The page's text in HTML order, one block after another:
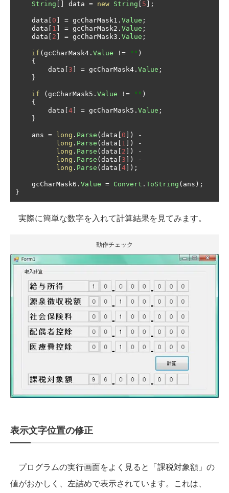
String data = new String 5 ];
    data
0 = gcCharMask1 . Value ;
    data
1 = gcCharMask2 . Value ;
    data
2 = gcCharMask3 . Value ;
if ( gcCharMask4 . Value != "" )
{
        data
3 = gcCharMask4 . Value ;
}
if ( gcCharMask5 . Value != "" )
{
        data
4 = gcCharMask5 . Value ;
}
    ans
= long . Parse ( data 0 ])
-
long . Parse ( data 1 ])
-
long . Parse ( data 2 ])
-
long . Parse ( data 3 ])
-
long . Parse ( data 4 ]);
    gcCharMask6
. Value = Convert . ToString ( ans );
}
実際に簡単な数字を入れて計算結果を見てみます。
動作チェック
表示文字位置の修正
プログラムの実行画面をよく見ると「課税対象額」の
値がおかしく、左詰めで表示されています。これは、